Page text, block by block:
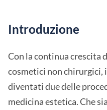
Introduzione
Con la continua crescita
cosmetici non chirurgici,
diventati due delle
medicina estetica. Che